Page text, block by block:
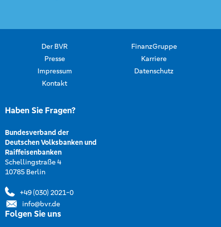
Der BVR
FinanzGruppe
Presse
Karriere
Impressum
Datenschutz
Kontakt
Haben Sie Fragen?
Bundesverband der
Deutschen Volksbanken und
Raiffeisenbanken
Schellingstraße 4
10785 Berlin
+49 (030) 2021-0
info@bvr.de
Folgen Sie uns